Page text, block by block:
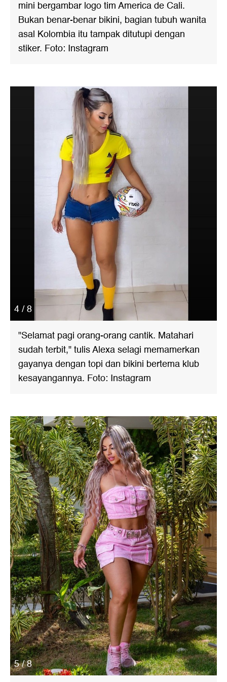
mini bergambar logo tim America de Cali.
Bukan benar-benar bikini, bagian tubuh wanita
asal Kolombia itu tampak ditutupi dengan
stiker. Foto: Instagram
4 / 8
"Selamat pagi orang-orang cantik. Matahari
sudah terbit," tulis Alexa selagi memamerkan
gayanya dengan topi dan bikini bertema klub
kesayangannya. Foto: Instagram
5 / 8